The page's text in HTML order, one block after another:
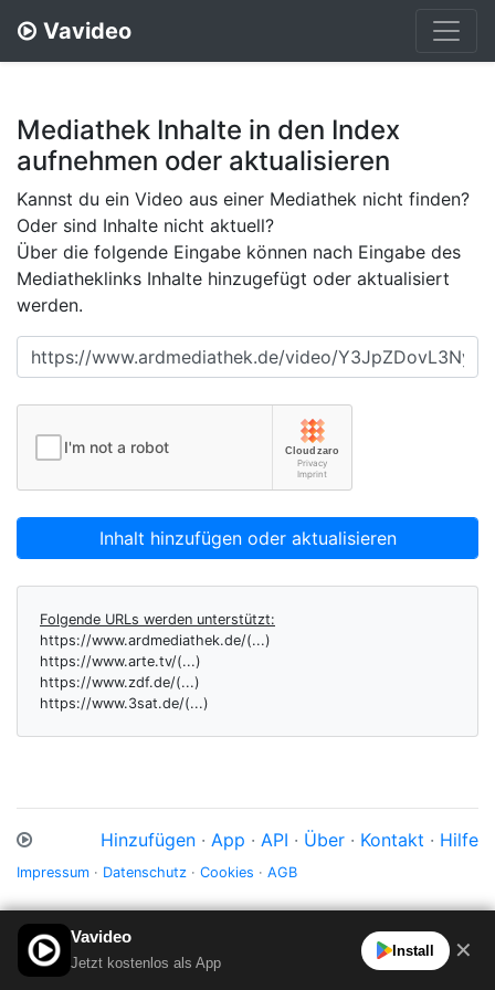
Vavideo
Mediathek Inhalte in den Index
aufnehmen oder aktualisieren
Kannst du ein Video aus einer Mediathek nicht finden?
Oder sind Inhalte nicht aktuell?
Über die folgende Eingabe können nach Eingabe des
Mediatheklinks Inhalte hinzugefügt oder aktualisiert
werden.
Inhalt hinzufügen oder aktualisieren
Folgende URLs werden unterstützt:
https://www.ardmediathek.de/(...)
https://www.arte.tv/(...)
https://www.zdf.de/(...)
https://www.3sat.de/(...)
Hinzufügen · App · API · Über · Kontakt · Hilfe
Impressum · Datenschutz · Cookies · AGB
Vavideo
Jetzt kostenlos als App
Install ✕